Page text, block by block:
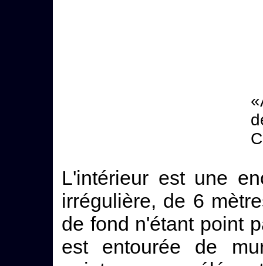
L'intérieur est une
irrégulière, de 6
de fond n'étant point
est entourée de